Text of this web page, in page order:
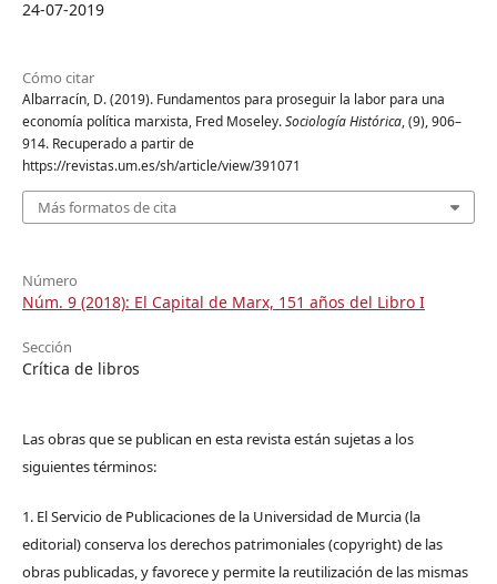
24-07-2019
Cómo citar
Albarracín, D. (2019). Fundamentos para proseguir la labor para una
economía política marxista, Fred Moseley.Sociología Histórica, (9), 906–
914. Recuperado a partir de
https://revistas.um.es/sh/article/view/391071
Más formatos de cita
Número
Núm. 9 (2018): El Capital de Marx, 151 años del Libro I
Sección
Crítica de libros
Las obras que se publican en esta revista están sujetas a los
siguientes términos:
1. El Servicio de Publicaciones de la Universidad de Murcia (la
editorial) conserva los derechos patrimoniales (copyright) de las
obras publicadas, y favorece y permite la reutilización de las mismas